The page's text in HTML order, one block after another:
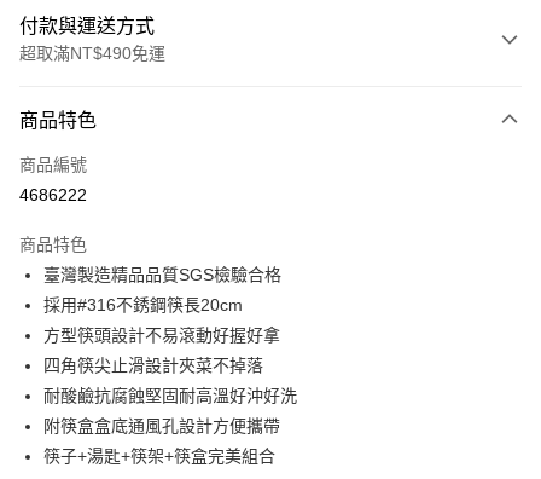
付款與運送方式
超取滿NT$490免運
信用卡一次付款
信用卡分期付款
合作金庫商業銀行
華南商業銀行
上海商業儲蓄銀行
國泰世華商業銀行
臺灣中小企業銀行
匯豐（台灣）商業銀行
聯邦商業銀行
遠東國際商業銀行
元大商業銀行
玉山商業銀行
6 期 0 利率 每期
華南商業銀行
上海商業儲蓄銀行
國泰世華商業銀行
臺灣中小企業銀行
台中商業銀行
匯豐（台灣）商業銀行
聯邦商業銀行
元大商業銀行
12 期 0 利率 每期 NT$20
合作金庫商業銀行
上海商業儲蓄銀行
國泰世華商業銀行
兆豐國際商業銀行
臺灣中小企業銀行
匯豐（台灣）商業銀行
超商取貨付款
LINE Pay
街口支付
悠遊付
商品特色
商品編號
4686222
商品特色
臺灣製造精品品質SGS檢驗合格
採用#316不銹鋼筷長20cm
方型筷頭設計不易滾動好握好拿
四角筷尖止滑設計夾菜不掉落
耐酸鹼抗腐蝕堅固耐高溫好沖好洗
附筷盒盒底通風孔設計方便攜帶
筷子+湯匙+筷架+筷盒完美組合